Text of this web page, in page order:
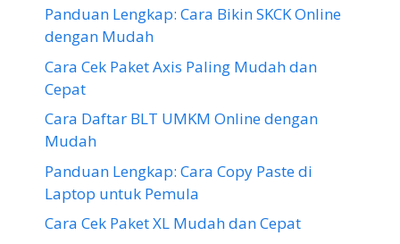
Panduan Lengkap: Cara Bikin SKCK Online
dengan Mudah
Cara Cek Paket Axis Paling Mudah dan
Cepat
Cara Daftar BLT UMKM Online dengan
Mudah
Panduan Lengkap: Cara Copy Paste di
Laptop untuk Pemula
Cara Cek Paket XL Mudah dan Cepat